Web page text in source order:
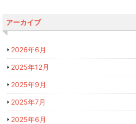
アーカイブ
2026年6月
2025年12月
2025年9月
2025年7月
2025年6月